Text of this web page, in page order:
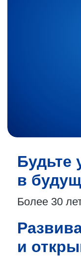
Будьте
в
Более 30
и